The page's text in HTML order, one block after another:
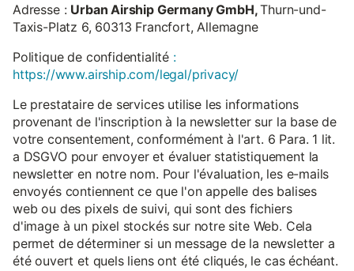
Adresse : Urban Airship Germany GmbH,Thurn-und-
Taxis-Platz 6, 60313 Francfort, Allemagne
Politique de confidentialité :
https://www.airship.com/legal/privacy/
Le prestataire de services utilise les informations
provenant de l'inscription à la newsletter sur la base de
votre consentement, conformément à l'art. 6 Para. 1 lit.
a DSGVO pour envoyer et évaluer statistiquement la
newsletter en notre nom. Pour l'évaluation, les e-mails
envoyés contiennent ce que l'on appelle des balises
web ou des pixels de suivi, qui sont des fichiers
d'image à un pixel stockés sur notre site Web. Cela
permet de déterminer si un message de la newsletter a
été ouvert et quels liens ont été cliqués, le cas échéant.